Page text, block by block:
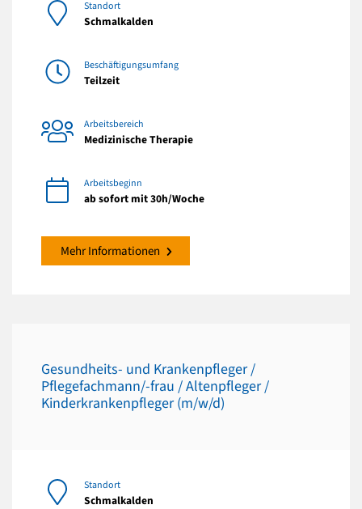
Standort
Schmalkalden
Beschäftigungsumfang
Teilzeit
Arbeitsbereich
Medizinische Therapie
Arbeitsbeginn
ab sofort mit 30h/Woche
Mehr Informationen
Gesundheits- und Krankenpfleger /
Pflegefachmann/-frau / Altenpfleger /
Kinderkrankenpfleger (m/w/d)
Standort
Schmalkalden